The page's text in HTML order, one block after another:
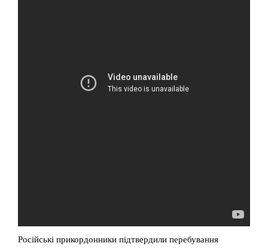
Російські прикордонники підтвердили перебування